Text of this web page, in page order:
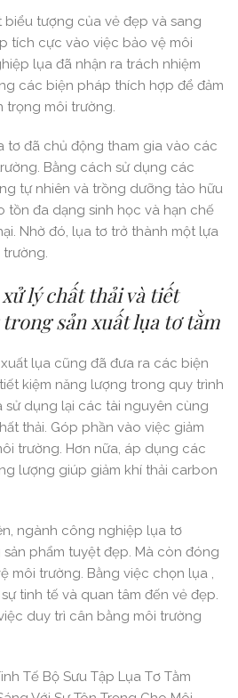
tượng của vẻ đẹp và sang
tích cực vào việc bảo vệ môi
lụa đã nhận ra trách nhiệm
các biện pháp thích hợp để đảm
trọng môi trường.
tơ đã chủ động tham gia vào các
Bằng cách sử dụng các
tự nhiên và trồng dưỡng tảo hữu
tồn đa dạng sinh học và hạn chế
Nhờ đó, lụa tơ trở thành một lựa
lý chất thải và tiết
sản xuất lụa tơ tằm
lụa cũng đã đưa ra các biện
kiệm năng lượng trong quy trình
sử dụng lại các tài nguyên cùng
thải. Góp phần vào việc giảm
trường. Hơn nữa, áp dụng các
lượng giúp giảm khí thải carbon
ngành công nghiệp lụa tơ
phẩm tuyệt đẹp. Mà còn đóng
môi trường. Bằng việc chọn lụa ,
tinh tế và quan tâm đến vẻ đẹp.
duy trì cân bằng môi trường